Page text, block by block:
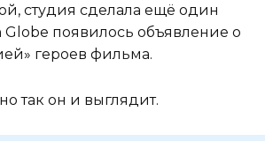
студия сделала ещё один
появилось объявление о
героев фильма.
так он и выглядит.